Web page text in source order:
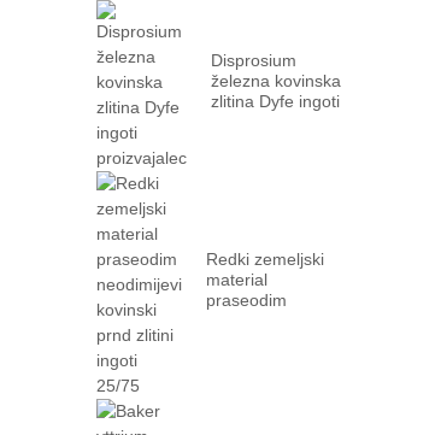
Disprosium
železna kovinska
zlitina Dyfe ingoti
Redki zemeljski
material
praseodim